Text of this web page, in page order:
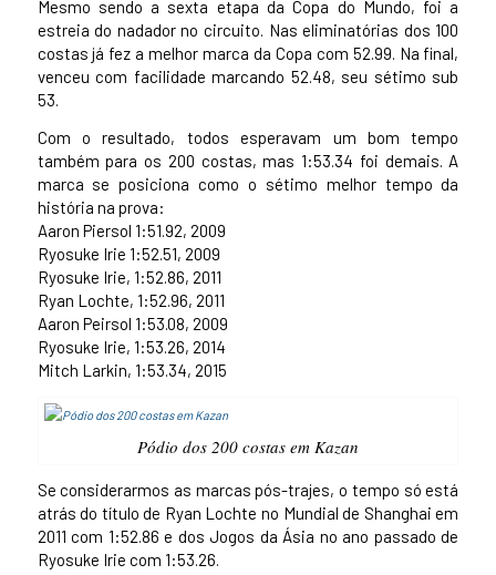
Mesmo sendo a sexta etapa da Copa do Mundo, foi a
estreia do nadador no circuito. Nas eliminatórias dos 100
costas já fez a melhor marca da Copa com 52.99. Na final,
venceu com facilidade marcando 52.48, seu sétimo sub
53.
Com o resultado, todos esperavam um bom tempo
também para os 200 costas, mas 1:53.34 foi demais. A
marca se posiciona como o sétimo melhor tempo da
história na prova:
Aaron Piersol 1:51.92, 2009
Ryosuke Irie 1:52.51, 2009
Ryosuke Irie, 1:52.86, 2011
Ryan Lochte, 1:52.96, 2011
Aaron Peirsol 1:53.08, 2009
Ryosuke Irie, 1:53.26, 2014
Mitch Larkin, 1:53.34, 2015
Pódio dos 200 costas em Kazan
Se considerarmos as marcas pós-trajes, o tempo só está
atrás do título de Ryan Lochte no Mundial de Shanghai em
2011 com 1:52.86 e dos Jogos da Ásia no ano passado de
Ryosuke Irie com 1:53.26.